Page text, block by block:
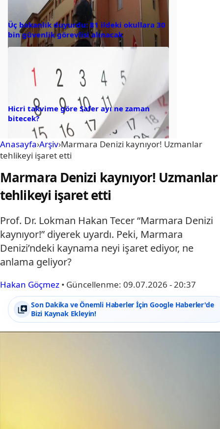
Üç bakanlık duyurdu: 81 ildeki okullara 30
bin güvenlik görevlisi alınacak
Hicri takvime göre Safer ayı ne zaman
bitecek?
Anasayfa›Arşiv›Marmara Denizi kaynıyor! Uzmanlar
tehlikeyi işaret etti
Marmara Denizi kaynıyor! Uzmanlar
tehlikeyi işaret etti
Prof. Dr. Lokman Hakan Tecer “Marmara Denizi
kaynıyor!” diyerek uyardı. Peki, Marmara
Denizi’ndeki kaynama neyi işaret ediyor, ne
anlama geliyor?
Hakan Göçmez • Güncellenme: 09.07.2026 - 20:37
Son Dakika ve Önemli Haberler İçin Google Haberler'de
Bizi Kaynak Ekleyin!